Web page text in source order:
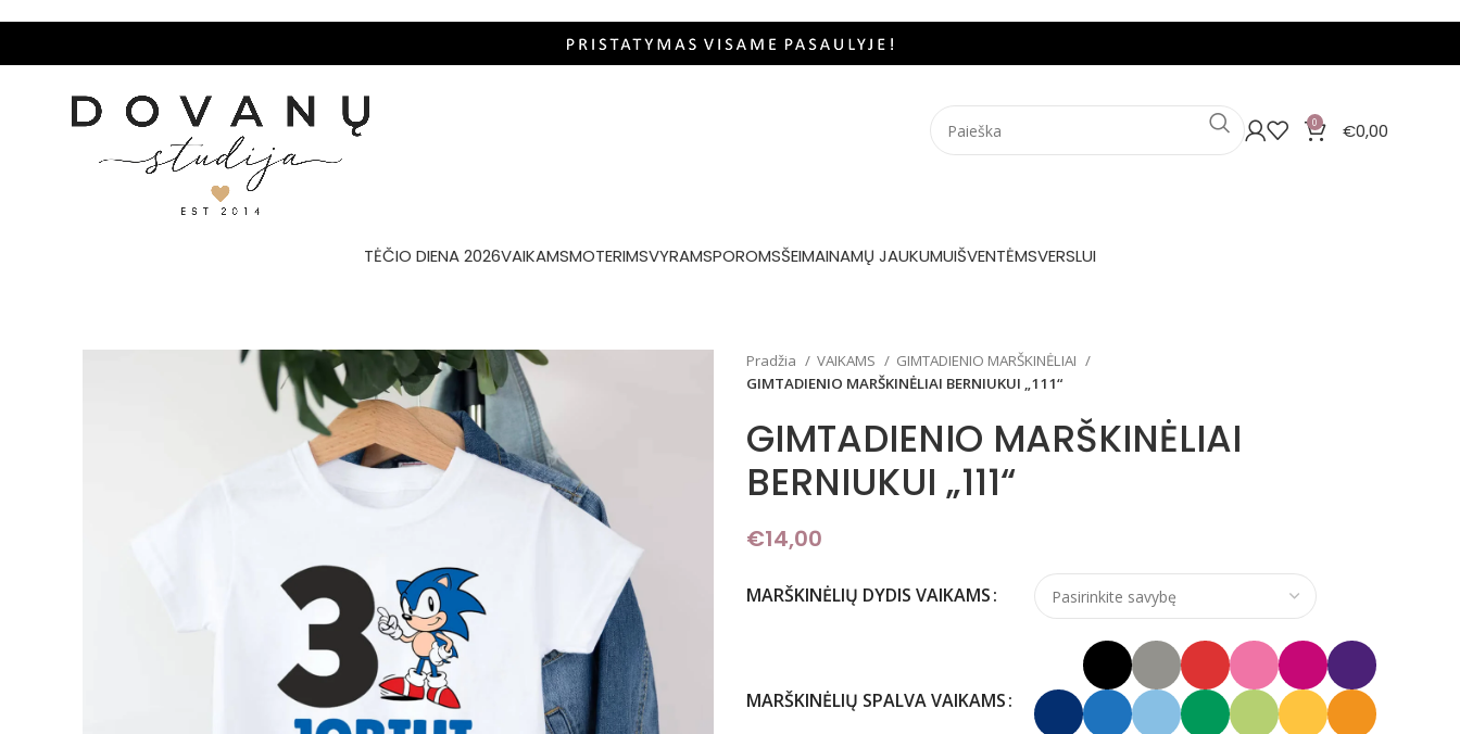
0 €0,00
TĖČIO DIENA 2026VAIKAMSMOTERIMSVYRAMSPOROMSŠEIMAINAMŲ JAUKUMUIŠVENTĖMSVERSLUI
Pradžia VAIKAMS
GIMTADIENIO MARŠKINĖLIAI
GIMTADIENIO MARŠKINĖLIAI BERNIUKUI „111“
GIMTADIENIO MARŠKINĖLIAI
BERNIUKUI „111“
€14,00
MARŠKINĖLIŲ DYDIS VAIKAMS
MARŠKINĖLIŲ SPALVA VAIKAMS